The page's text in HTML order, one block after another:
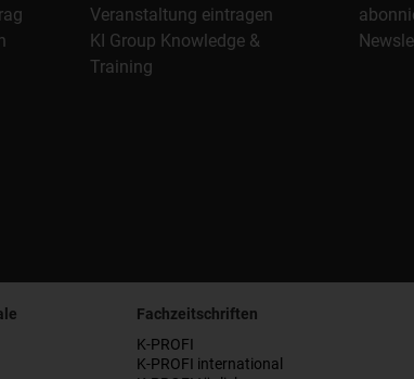
Veranstaltung eintragen
KI Group Knowledge &
Training
Fachzeitschriften
K-PROFI
K-PROFI international